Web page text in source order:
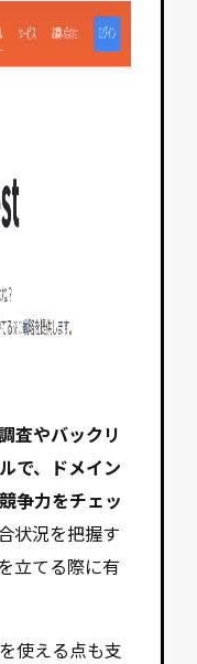
査やバックリ
で、ドメイン
争力をチェッ
状況を把握す
立てる際に有
使える点も支